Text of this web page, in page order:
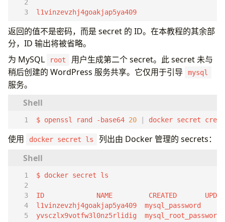
l1vinzevzhj4goakjap5ya409
返回的值不是密码，而是 secret 的 ID。在本教程的其余部
分，ID 输出将被省略。
为 MySQL
root
用户生成第二个 secret。此 secret 未与
稍后创建的 WordPress 服务共享。它仅用于引导
mysql
服务。
$ openssl rand -base64 20 docker secret
使用 docker secret ls 列出由 Docker 管理的 secrets：
l1vinzevzhj4goakjap5ya409  mysql_password
yvsczlx9votfw3l0nz5rlidig